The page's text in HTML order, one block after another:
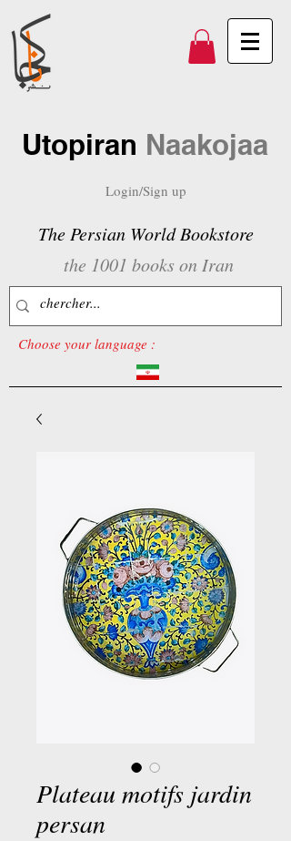
Utopiran Naakojaa
Login/Sign up
The Persian World Bookstore
the 1001 books on Iran
Choose your language :
Plateau motifs jardin
persan